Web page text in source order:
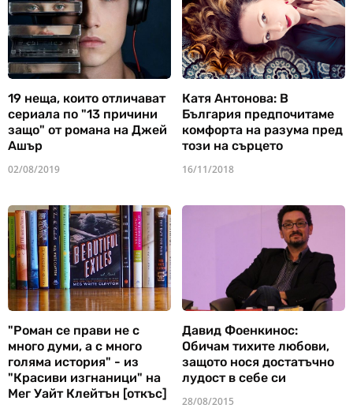
19 неща, които отличават
сериала по "13 причини
защо" от романа на Джей
Ашър
02/08/2019
Катя Антонова: В
България предпочитаме
комфорта на разума пред
този на сърцето
16/11/2018
"Роман се прави не с
много думи, а с много
голяма история" - из
"Красиви изгнаници" на
Мег Уайт Клейтън [откъс]
Давид Фоенкинос:
Обичам тихите любови,
защото нося достатъчно
лудост в себе си
28/08/2015